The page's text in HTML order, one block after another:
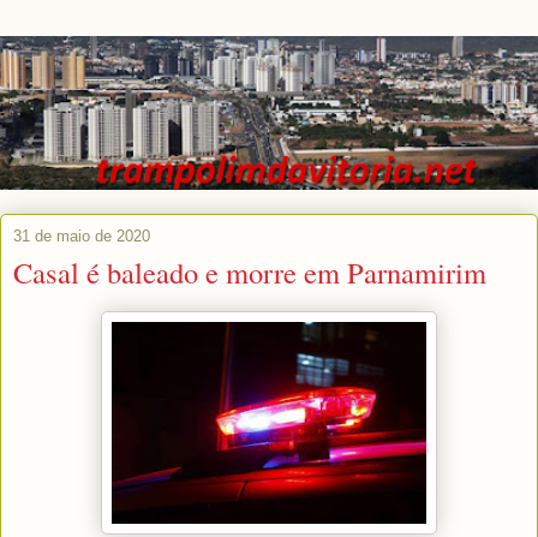
31 de maio de 2020
Casal é baleado e morre em Parnamirim